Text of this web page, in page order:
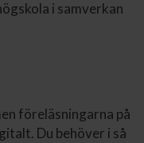
i samverkan
föreläsningarna på
Du behöver i så